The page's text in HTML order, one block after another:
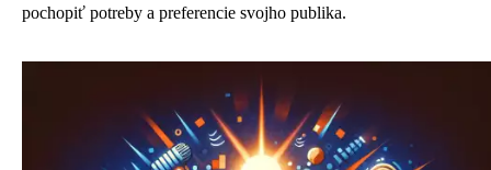
pochopiť potreby a preferencie svojho publika.